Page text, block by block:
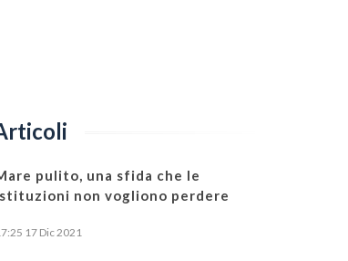
pulito, una sfida che le
non vogliono perdere
17 Dic 2021